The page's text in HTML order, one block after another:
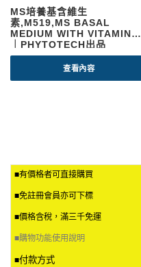
MS培養基含維生
素,M519,MS BASAL
MEDIUM WITH VITAMINS,
｜PHYTOTECH出品
查看內容
■有價格者可直接購買
■免註冊會員亦可下標
■價格含稅，滿三千免運
■購物功能使用說明
■付款方式